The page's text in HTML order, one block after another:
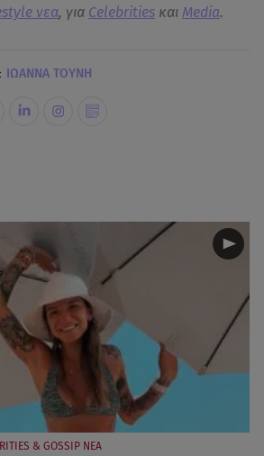
νεα, για Celebrities και Media.
ΙΩΑΝΝΑ ΤΟΥΝΗ
& GOSSIP ΝΕΑ